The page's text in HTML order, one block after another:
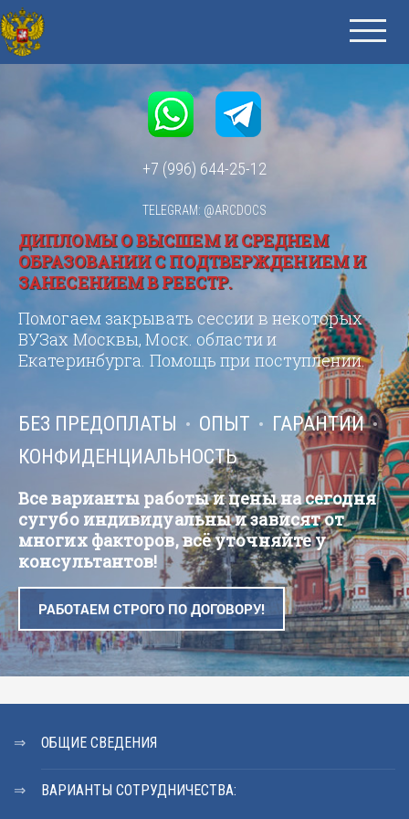
+7 (996) 644-25-12
TELEGRAM: @ARCDOCS
ДИПЛОМЫ О ВЫСШЕМ И СРЕДНЕМ
ОБРАЗОВАНИИ С ПОДТВЕРЖДЕНИЕМ И
ЗАНЕСЕНИЕМ В РЕЕСТР.
Помогаем закрывать сессии в некоторых
ВУЗах Москвы, Моск. области и
Екатеринбурга. Помощь при поступлении.
БЕЗ ПРЕДОПЛАТЫ ОПЫТ
ГАРАНТИИ
КОНФИДЕНЦИАЛЬНОСТЬ
Все варианты работы и цены на сегодня
сугубо индивидуальны и зависят от
многих факторов, всё уточняйте у
консультантов!
РАБОТАЕМ СТРОГО ПО ДОГОВОРУ!
ОБЩИЕ СВЕДЕНИЯ
ВАРИАНТЫ СОТРУДНИЧЕСТВА: